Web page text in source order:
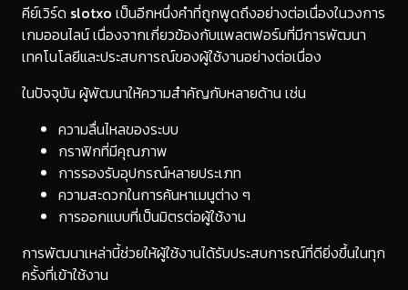
คีย์เวิร์ด slotxo เป็นอีกหนึ่งคำที่ถูกพูดถึงอย่างต่อเนื่องในวงการ
เกมออนไลน์ เนื่องจากเกี่ยวข้องกับแพลตฟอร์มที่มีการพัฒนา
เทคโนโลยีและประสบการณ์ของผู้ใช้งานอย่างต่อเนื่อง
ในปัจจุบัน ผู้พัฒนาให้ความสำคัญกับหลายด้าน เช่น
ความลื่นไหลของระบบ
กราฟิกที่มีคุณภาพ
การรองรับอุปกรณ์หลายประเภท
ความสะดวกในการค้นหาเมนูต่าง ๆ
การออกแบบที่เป็นมิตรต่อผู้ใช้งาน
การพัฒนาเหล่านี้ช่วยให้ผู้ใช้งานได้รับประสบการณ์ที่ดียิ่งขึ้นในทุก
ครั้งที่เข้าใช้งาน